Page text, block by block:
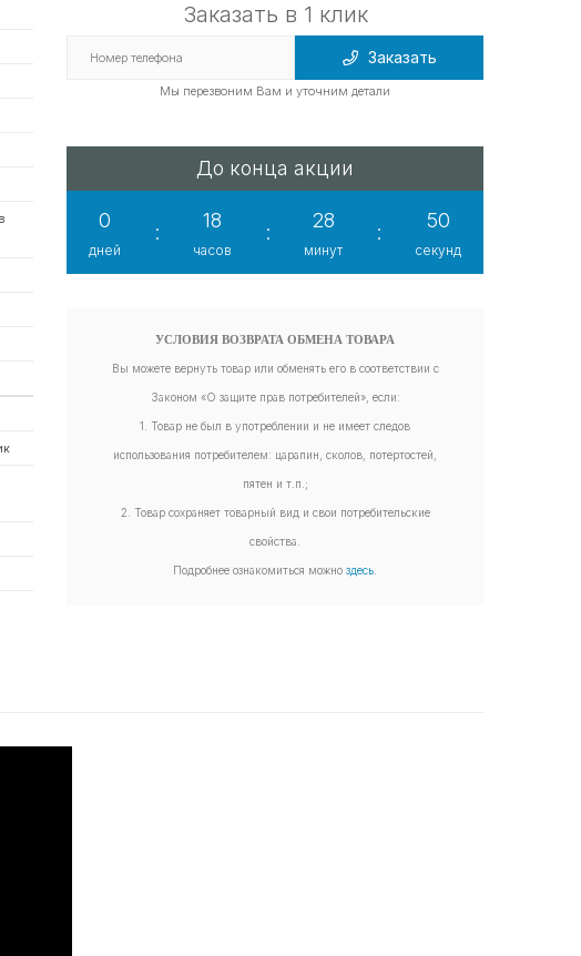
Заказать в 1 клик
Заказать
Мы перезвоним Вам и уточним детали
До конца акции
0
дней
:
18
часов
:
28
минут
:
49
секунд
УСЛОВИЯ ВОЗВРАТА ОБМЕНА ТОВАРА
Вы можете вернуть товар или обменять его в соответствии с
Законом «О защите прав потребителей», если:
1. Товар не был в употреблении и не имеет следов
использования потребителем: царапин, сколов, потертостей,
пятен и т.п.;
2. Товар сохраняет товарный вид и свои потребительские
свойства.
Подробнее ознакомиться можно здесь